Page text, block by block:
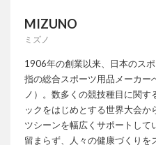
MIZUNO
ミズノ
1906年の創業以来、日本のス
指の総合スポーツ用品メーカ
ノ）。数多くの競技種目に関
ックをはじめとする世界大会
ツシーンを幅広くサポートして
留まらず、人々の健康づくりを